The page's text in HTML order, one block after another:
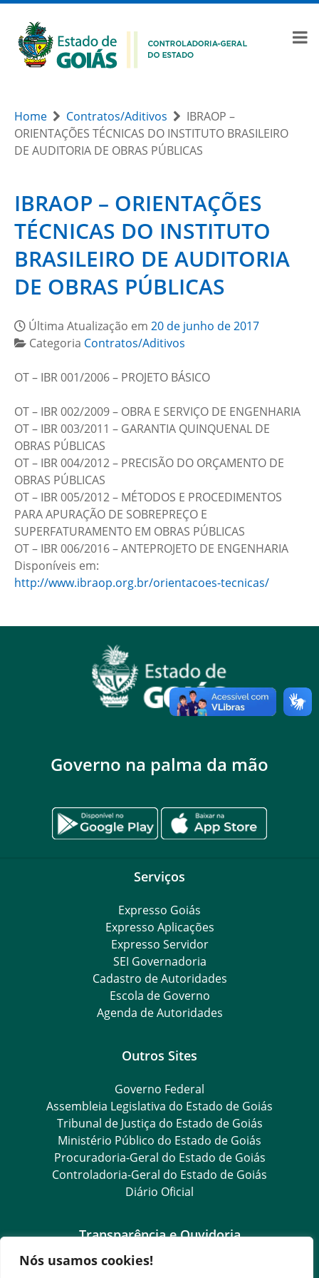
Nós usamos cookies!
Home Contratos/Aditivos
IBRAOP –
ORIENTAÇÕES TÉCNICAS DO INSTITUTO BRASILEIRO
DE AUDITORIA DE OBRAS PÚBLICAS
IBRAOP – ORIENTAÇÕES
TÉCNICAS DO INSTITUTO
BRASILEIRO DE AUDITORIA
DE OBRAS PÚBLICAS
Última Atualização em 20 de junho de 2017
Categoria Contratos/Aditivos
OT – IBR 001/2006 – PROJETO BÁSICO
OT – IBR 002/2009 – OBRA E SERVIÇO DE ENGENHARIA
OT – IBR 003/2011 – GARANTIA QUINQUENAL DE
OBRAS PÚBLICAS
OT – IBR 004/2012 – PRECISÃO DO ORÇAMENTO DE
OBRAS PÚBLICAS
OT – IBR 005/2012 – MÉTODOS E PROCEDIMENTOS
PARA APURAÇÃO DE SOBREPREÇO E
SUPERFATURAMENTO EM OBRAS PÚBLICAS
OT – IBR 006/2016 – ANTEPROJETO DE ENGENHARIA
Disponíveis em:
http://www.ibraop.org.br/orientacoes-tecnicas/
Governo na palma da mão
Serviços
Expresso Goiás
Expresso Aplicações
Expresso Servidor
SEI Governadoria
Cadastro de Autoridades
Escola de Governo
Agenda de Autoridades
Outros Sites
Governo Federal
Assembleia Legislativa do Estado de Goiás
Tribunal de Justiça do Estado de Goiás
Ministério Público do Estado de Goiás
Procuradoria-Geral do Estado de Goiás
Controladoria-Geral do Estado de Goiás
Diário Oficial
Transparência e Ouvidoria
LGPD